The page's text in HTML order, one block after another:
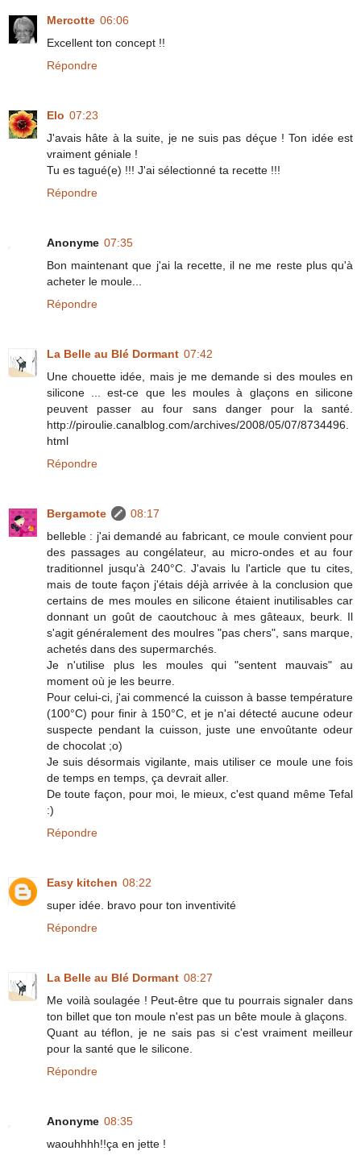
Mercotte 06:06
Excellent ton concept !!
Répondre
Elo 07:23
J'avais hâte à la suite, je ne suis pas déçue ! Ton idée est
vraiment géniale !
Tu es tagué(e) !!! J'ai sélectionné ta recette !!!
Répondre
Anonyme 07:35
Bon maintenant que j'ai la recette, il ne me reste plus qu'à
acheter le moule...
Répondre
La Belle au Blé Dormant 07:42
Une chouette idée, mais je me demande si des moules en
silicone ... est-ce que les moules à glaçons en silicone
peuvent passer au four sans danger pour la santé.
http://piroulie.canalblog.com/archives/2008/05/07/8734496.
html
Répondre
Bergamote
08:17
belleble : j'ai demandé au fabricant, ce moule convient pour
des passages au congélateur, au micro-ondes et au four
traditionnel jusqu'à 240°C. J'avais lu l'article que tu cites,
mais de toute façon j'étais déjà arrivée à la conclusion que
certains de mes moules en silicone étaient inutilisables car
donnant un goût de caoutchouc à mes gâteaux, beurk. Il
s'agit généralement des moulres "pas chers", sans marque,
achetés dans des supermarchés.
Je n'utilise plus les moules qui "sentent mauvais" au
moment où je les beurre.
Pour celui-ci, j'ai commencé la cuisson à basse température
(100°C) pour finir à 150°C, et je n'ai détecté aucune odeur
suspecte pendant la cuisson, juste une envoûtante odeur
de chocolat ;o)
Je suis désormais vigilante, mais utiliser ce moule une fois
de temps en temps, ça devrait aller.
De toute façon, pour moi, le mieux, c'est quand même Tefal
:)
Répondre
Easy kitchen 08:22
super idée. bravo pour ton inventivité
Répondre
La Belle au Blé Dormant 08:27
Me voilà soulagée ! Peut-être que tu pourrais signaler dans
ton billet que ton moule n'est pas un bête moule à glaçons.
Quant au téflon, je ne sais pas si c'est vraiment meilleur
pour la santé que le silicone.
Répondre
Anonyme 08:35
waouhhhh!!ça en jette !